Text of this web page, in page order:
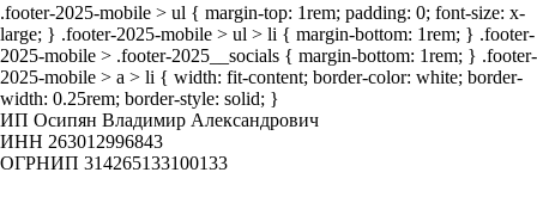
.footer-2025-mobile > ul { margin-top: 1rem; padding: 0; font-size: x-
large; } .footer-2025-mobile > ul > li { margin-bottom: 1rem; } .footer-
2025-mobile > .footer-2025__socials { margin-bottom: 1rem; } .footer-
2025-mobile > a > li { width: fit-content; border-color: white; border-
width: 0.25rem; border-style: solid; }
ИП Осипян Владимир Александрович
ИНН 263012996843
ОГРНИП 314265133100133